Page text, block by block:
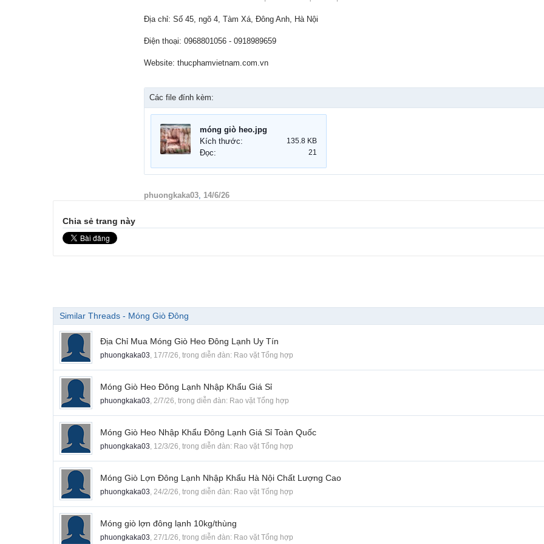
Địa chỉ: Số 45, ngõ 4, Tàm Xá, Đông Anh, Hà Nội
Điện thoại: 0968801056 - 0918989659
Website: thucphamvietnam.com.vn
Các file đính kèm:
móng giò heo.jpg
Kích thước:
135.8 KB
Đọc: 21
phuongkaka03, 14/6/26
Chia sẻ trang này
Similar Threads - Móng Giò Đông
Địa Chỉ Mua Móng Giò Heo Đông Lạnh Uy Tín
phuongkaka03, 17/7/26, trong diễn đàn: Rao vặt Tổng hợp
Móng Giò Heo Đông Lạnh Nhập Khẩu Giá Sỉ
phuongkaka03, 2/7/26, trong diễn đàn: Rao vặt Tổng hợp
Móng Giò Heo Nhập Khẩu Đông Lạnh Giá Sỉ Toàn Quốc
phuongkaka03, 12/3/26, trong diễn đàn: Rao vặt Tổng hợp
Móng Giò Lợn Đông Lạnh Nhập Khẩu Hà Nội Chất Lượng Cao
phuongkaka03, 24/2/26, trong diễn đàn: Rao vặt Tổng hợp
Móng giò lợn đông lạnh 10kg/thùng
phuongkaka03, 27/1/26, trong diễn đàn: Rao vặt Tổng hợp